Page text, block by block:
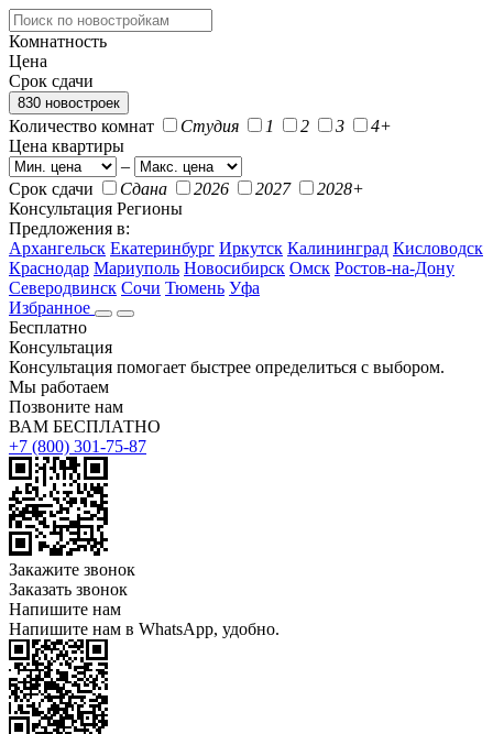
Комнатность
Цена
Срок сдачи
830 новостроек
Количество комнат Студия 1 2 3
4+
Цена квартиры
–
Срок сдачи
Сдана 2026 2027
2028+
Консультация Регионы
Предложения в:
Архангельск Екатеринбург Иркутск Калининград Кисловодск
Краснодар Мариуполь Новосибирск Омск Ростов-на-Дону
Северодвинск Сочи Тюмень Уфа
Избранное
Бесплатно
Консультация
Консультация помогает быстрее определиться с выбором.
Мы работаем
Позвоните нам
ВАМ БЕСПЛАТНО
+7 (800) 301-75-87
Закажите звонок
Заказать звонок
Напишите нам
Напишите нам в WhatsApp, удобно.